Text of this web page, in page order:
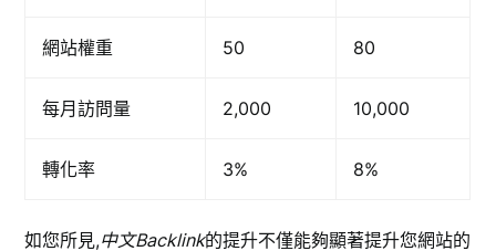
網站權重 50 80
每月訪問量 2,000 10,000
轉化率 3% 8%
如您所見,中文Backlink的提升不僅能夠顯著提升您網站的